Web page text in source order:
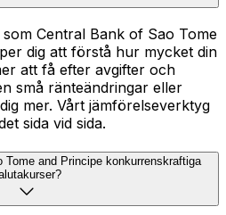
Central Bank of Sao Tome
dig att förstå hur mycket din
att få efter avgifter och
små ränteändringar eller
mer. Vårt jämförelseverktyg
sida vid sida.
Tome and Principe konkurrenskraftiga